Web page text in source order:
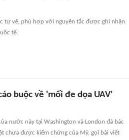
tự vệ, phù hợp với nguyên tắc được ghi nhận
tế.
buộc về 'mối đe dọa UAV'
nước này tại Washington và London đã bác
chưa được kiểm chứng của Mỹ, gọi bài viết